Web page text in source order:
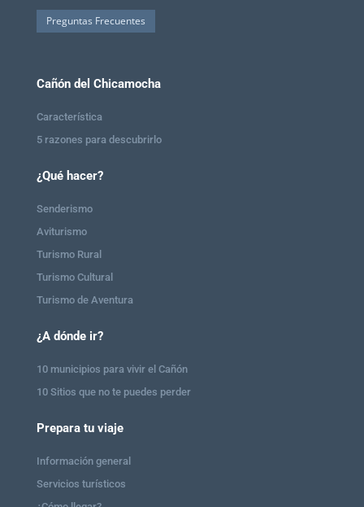
Preguntas Frecuentes
Cañón del Chicamocha
Característica
5 razones para descubrirlo
¿Qué hacer?
Senderismo
Aviturismo
Turismo Rural
Turismo Cultural
Turismo de Aventura
¿A dónde ir?
10 municipios para vivir el Cañón
10 Sitios que no te puedes perder
Prepara tu viaje
Información general
Servicios turísticos